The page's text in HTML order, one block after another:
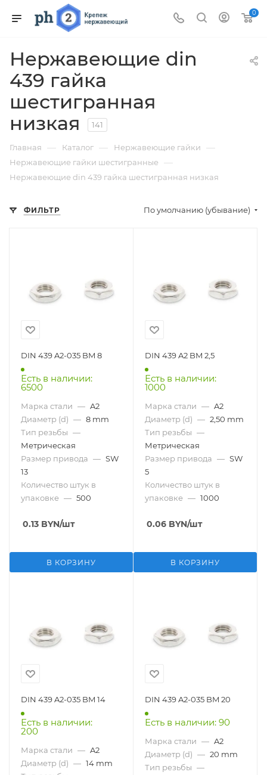
0
Нержавеющие din
439 гайка
шестигранная
низкая
141
Главная — Каталог — Нержавеющие гайки —
Нержавеющие гайки шестигранные —
Нержавеющие din 439 гайка шестигранная низкая
ФИЛЬТР По умолчанию (убывание)
DIN 439 A2-035 BM 8
Есть в наличии:
6500
Марка стали — A2
Диаметр (d) — 8 mm
Тип резьбы —
Метрическая
Размер привода — SW
13
Количество штук в
упаковке — 500
0.13 BYN/шт
В КОРЗИНУ
DIN 439 A2 BM 2,5
Есть в наличии:
1000
Марка стали — A2
Диаметр (d) — 2,50 mm
Тип резьбы —
Метрическая
Размер привода — SW
5
Количество штук в
упаковке — 1000
0.06 BYN/шт
В КОРЗИНУ
DIN 439 A2-035 BM 14
Есть в наличии:
200
Марка стали — A2
Диаметр (d) — 14 mm
DIN 439 A2-035 BM 20
Есть в наличии: 90
Марка стали — A2
Диаметр (d) — 20 mm
Тип резьбы —